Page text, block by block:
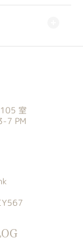
室
7 PM